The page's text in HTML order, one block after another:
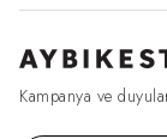
Kampanya ve